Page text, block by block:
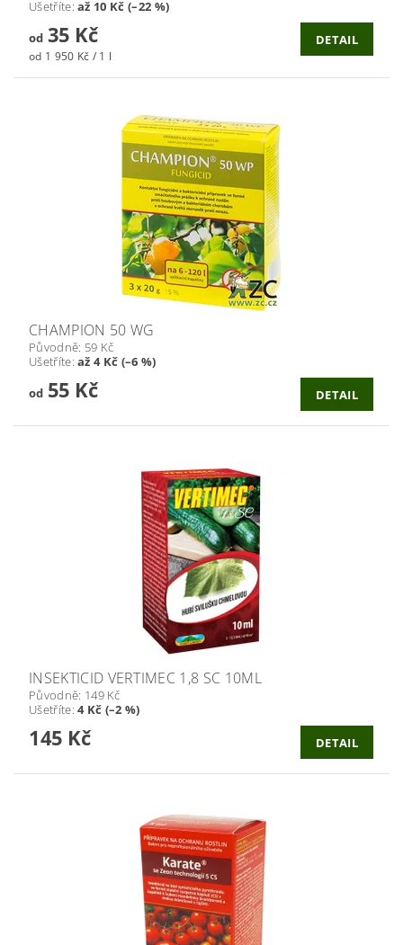
Ušetříte:až 10 Kč (–22 %)
od35 Kč
od 1 950 Kč / 1 l
DETAIL
CHAMPION 50 WG
Původně: 59 Kč
Ušetříte:až 4 Kč (–6 %)
od55 Kč DETAIL
INSEKTICID VERTIMEC 1,8 SC 10ML
Původně: 149 Kč
Ušetříte:4 Kč (–2 %)
145 Kč DETAIL